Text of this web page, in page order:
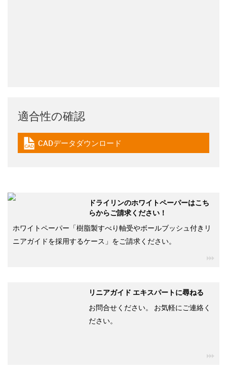
適合性の確認
igus-icon-cad-dateien
CADデータダウンロード
ドライリンのホワイトペーパーはこち
らからご請求ください！
ホワイトペーパー「樹脂製すべり軸受やボールブッシュ付きリ
ニアガイドを採用するケース」をご請求ください。
リニアガイド エキスパートに尋ねる
お問合せください。 お気軽にご連絡く
ださい。